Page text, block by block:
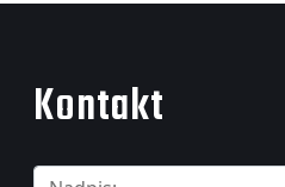
Kontakt